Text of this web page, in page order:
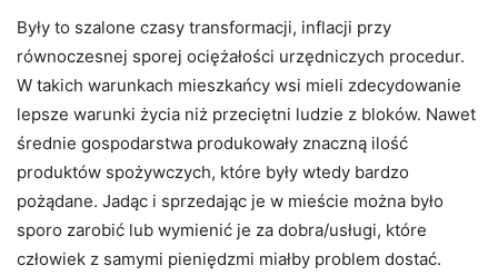
Były to szalone czasy transformacji, inflacji przy
równoczesnej sporej ociężałości urzędniczych procedur.
W takich warunkach mieszkańcy wsi mieli zdecydowanie
lepsze warunki życia niż przeciętni ludzie z bloków. Nawet
średnie gospodarstwa produkowały znaczną ilość
produktów spożywczych, które były wtedy bardzo
pożądane. Jadąc i sprzedając je w mieście można było
sporo zarobić lub wymienić je za dobra/usługi, które
człowiek z samymi pieniędzmi miałby problem dostać.